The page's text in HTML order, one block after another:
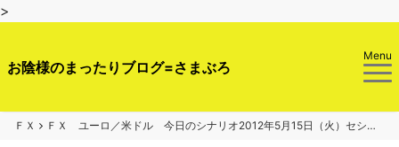
>
お陰様のまったりブログ=さまぶろ
Menu
ＦＸ ＦＸ ユーロ／米ドル 今日のシナリオ2012年5月15日（火）セシウム緊急警告